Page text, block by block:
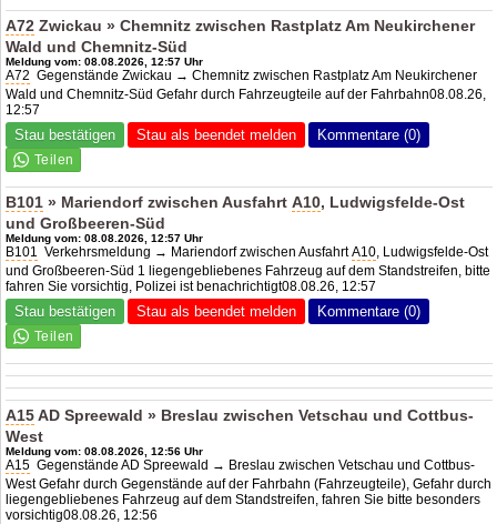
A72 Zwickau » Chemnitz zwischen Rastplatz Am Neukirchener
Wald und Chemnitz-Süd
Meldung vom: 08.08.2026, 12:57 Uhr
A72 Gegenstände Zwickau → Chemnitz zwischen Rastplatz Am Neukirchener
Wald und Chemnitz-Süd Gefahr durch Fahrzeugteile auf der Fahrbahn08.08.26,
12:57
Stau bestätigen Stau als beendet melden Kommentare (0)
B101 » Mariendorf zwischen AusfahrtA10, Ludwigsfelde-Ost
und Großbeeren-Süd
Meldung vom: 08.08.2026, 12:57 Uhr
B101 Verkehrsmeldung → Mariendorf zwischen AusfahrtA10, Ludwigsfelde-Ost
und Großbeeren-Süd 1 liegengebliebenes Fahrzeug auf dem Standstreifen, bitte
fahren Sie vorsichtig, Polizei ist benachrichtigt08.08.26, 12:57
Stau bestätigen Stau als beendet melden Kommentare (0)
A15 AD Spreewald » Breslau zwischen Vetschau und Cottbus-
West
Meldung vom: 08.08.2026, 12:56 Uhr
A15 GegenständeAD Spreewald → Breslau zwischen Vetschau und Cottbus-
West Gefahr durch Gegenstände auf der Fahrbahn (Fahrzeugteile), Gefahr durch
liegengebliebenes Fahrzeug auf dem Standstreifen, fahren Sie bitte besonders
vorsichtig08.08.26, 12:56